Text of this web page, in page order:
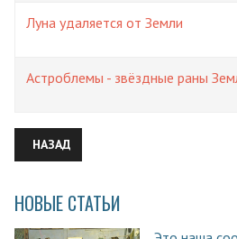
Луна удаляется от Земли
Астроблемы - звёздные раны
ПРЕДЫДУЩИЙ: ОБ
НАЗАД
НОВЫЕ СТАТЬИ